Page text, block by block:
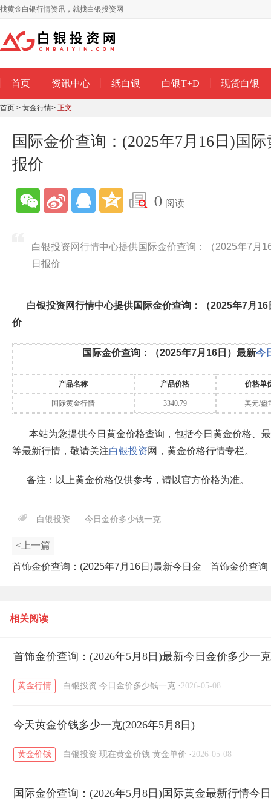
找黄金白银行情资讯，就找白银投资网
首页 资讯中心 纸白银 白银T+D 现货白银
首页 > 黄金行情> 正文
国际金价查询：(2025年7月16日)国
报价
0 阅读
白银投资网行情中心提供国际金价查询：（2025年7月
日报价
白银投资网行情中心提供国际金价查询：（2025年7月16
价
国际金价查询：（2025年7月16日 ）最新今
产品名称 产品价格 价格单
国际黄金行情 3340.79 美元/盎
本站为您提供今日黄金价格查询，包括今日黄金价格、
等最新行情，敬请关注白银投资网，黄金价格行情专栏。
备注：以上黄金价格仅供参考，请以官方价格为准。
白银投资 今日金价多少钱一克
<上一篇
首饰金价查询：(2025年7月16日)最新今日金 首饰金价查询
相关阅读
首饰金价查询：(2026年5月8日)最新今日金价多少一
黄金行情 白银投资 今日金价多少钱一克 · 2026-05-08
今天黄金价钱多少一克(2026年5月8日)
黄金价钱 白银投资 现在黄金价钱 黄金单价 · 2026-05-08
国际金价查询：(2026年5月8日)国际黄金最新行情今